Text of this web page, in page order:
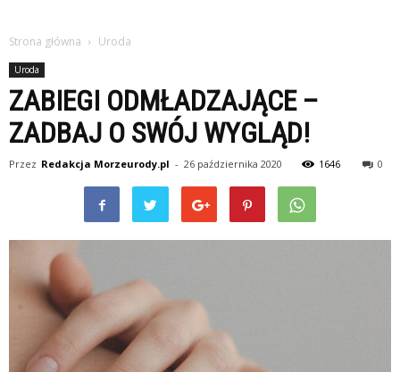
Strona główna Uroda
Uroda
ZABIEGI ODMŁADZAJĄCE –
ZADBAJ O SWÓJ WYGLĄD!
Przez Redakcja Morzeurody.pl - 26 października 2020 1646 0